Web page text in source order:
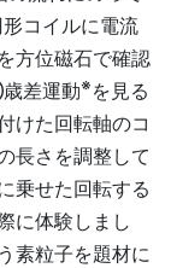
コイルに電流
方位磁石で確認
差運動※ を見る
けた回転軸のコ
長さを調整して
乗せた回転する
に体験しまし
素粒子を題材に